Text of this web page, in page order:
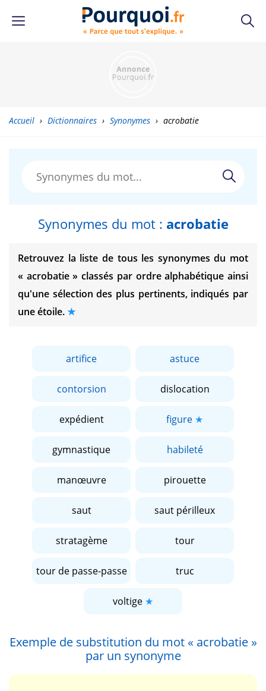
Accueil › Dictionnaires › Synonymes › acrobatie
Synonymes du mot : acrobatie
Retrouvez la liste de tous les synonymes du mot
« acrobatie » classés par ordre alphabétique ainsi
qu'une sélection des plus pertinents, indiqués par
une étoile.
artifice astuce
contorsion dislocation
expédient figure
gymnastique habileté
manœuvre pirouette
saut saut périlleux
stratagème tour
tour de passe-passe truc
voltige
Exemple de substitution du mot « acrobatie »
par un synonyme